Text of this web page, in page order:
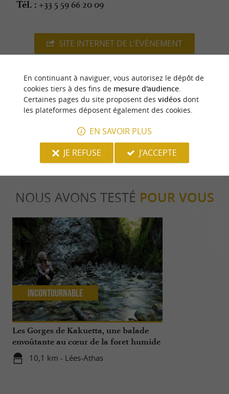
Tél. : +33 5 59 66 20 09
SITE INTERNET DE L'ÉVÈNEMENT
dernière mise à jour :04/06/2026 à 12:21:51
NOUS AVONS TESTÉ POUR VOUS
Les Gorges de Kakuetta, une balade
envoûtante au cœur de la foret humide
10,1 km - Lées-Athas
Incontournable
En continuant à naviguer, vous autorisez le dépôt de
cookies tiers à des fins de mesure d'audience.
Certaines pages du site proposent des vidéosdont
les plateformes déposent également des cookies.
EN SAVOIR PLUS
JE REFUSE
J'ACCEPTE